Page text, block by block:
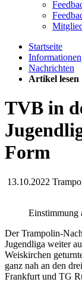
Startseite
Informationen
Nachrichten
Artikel lesen
TVB in
Form
13.10.2022
Einstimmung
Der Trampolin-
Jugendliga weiter
Weiskirchen
ganz nah an den
Frankfurt und TG